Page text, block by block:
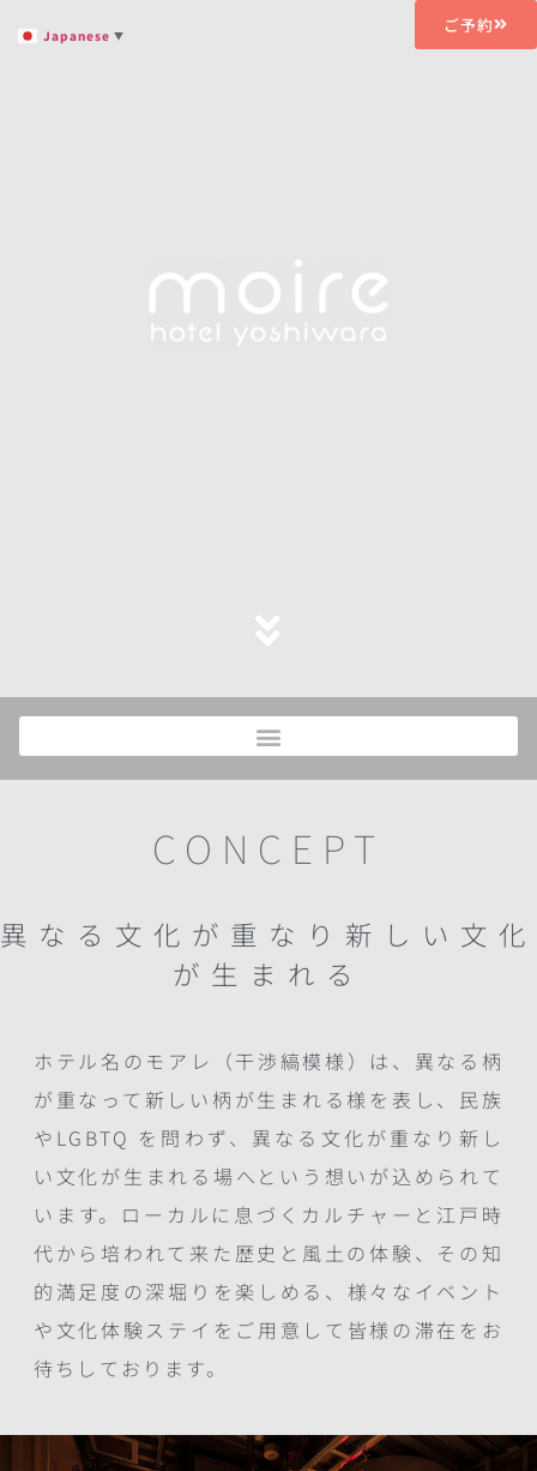
ご予約
CONCEPT
異なる文化が重なり新しい文化
が生まれる
ホテル名のモアレ（干渉縞模様）は、異なる柄
が重なって新しい柄が生まれる様を表し、民族
やLGBTQ を問わず、異なる文化が重なり新し
い文化が生まれる場へという想いが込められて
います。ローカルに息づくカルチャーと江戸時
代から培われて来た歴史と風土の体験、その知
的満足度の深堀りを楽しめる、様々なイベント
や文化体験ステイをご用意して皆様の滞在をお
待ちしております。
Japanese ▼